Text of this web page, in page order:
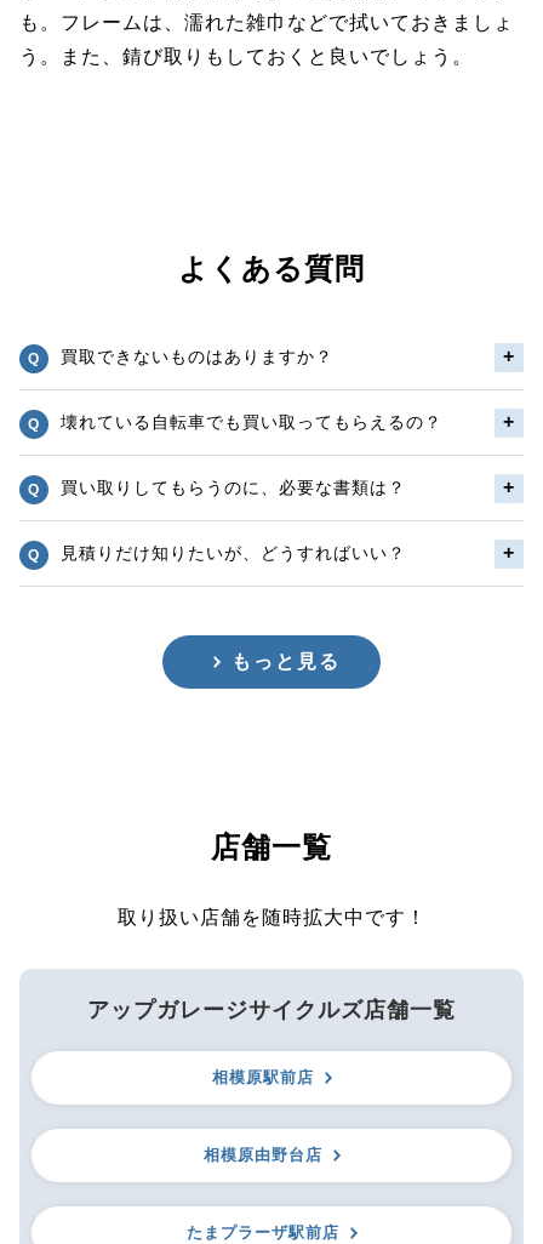
も。フレームは、濡れた雑巾などで拭いておきましょ
う。また、錆び取りもしておくと良いでしょう。
よくある質問
買取できないものはありますか？
壊れている自転車でも買い取ってもらえるの？
買い取りしてもらうのに、必要な書類は？
見積りだけ知りたいが、どうすればいい？
もっと見る
店舗一覧
取り扱い店舗を随時拡大中です！
アップガレージサイクルズ店舗一覧
相模原駅前店
相模原由野台店
たまプラーザ駅前店